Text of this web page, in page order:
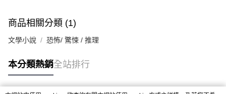
商品相關分類 (1)
文學小說 恐怖/ 驚悚 / 推理
本分類熱銷全站排行